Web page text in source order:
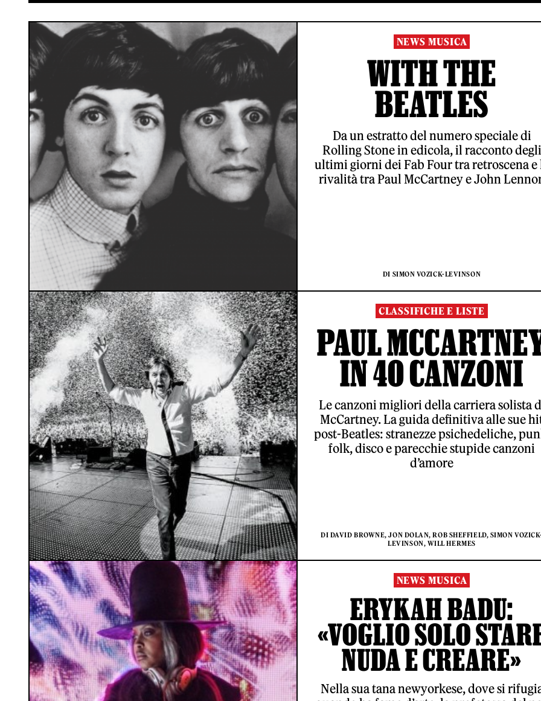
NEWS MUSICA
WITH THE
BEATLES
Da un estratto del numero speciale di
Rolling Stone in edicola, il racconto degli
ultimi giorni dei Fab Four tra retroscena e
rivalità tra Paul McCartney e John
DI SIMON VOZICK-LEVINSON
CLASSIFICHE E LISTE
PAUL
IN 40 CANZONI
Le canzoni migliori della carriera solista
McCartney. La guida definitiva alle sue
post-Beatles: stranezze psichedeliche,
folk, disco e parecchie stupide canzoni
d’amore
DI DAVID BROWNE, JON DOLAN, ROB SHEFFIELD, SIMON
LEVINSON, WILL HERMES
NEWS MUSICA
ERYKAH BADU:
«VOGLIO SOLO
NUDA E CREARE»
Nella sua tana newyorkese, dove si